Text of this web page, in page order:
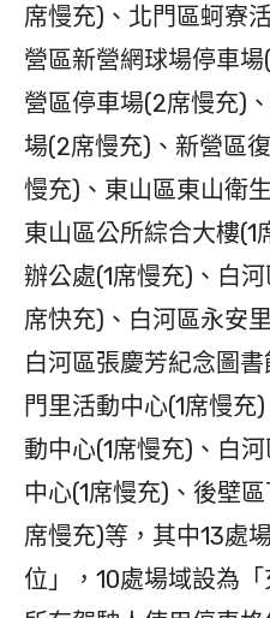
席慢充)、北門區蚵寮
營區新營網球場停車
營區停車場(2席慢充)
場(2席慢充)、新營區
慢充)、東山區東山衛
東山區公所綜合大樓(1
辦公處(1席慢充)、白
席快充)、白河區永安
白河區張慶芳紀念圖
門里活動中心(1席慢
動中心(1席慢充)、白
中心(1席慢充)、後壁
席慢充)等，其中13處
位」，10處場域設為